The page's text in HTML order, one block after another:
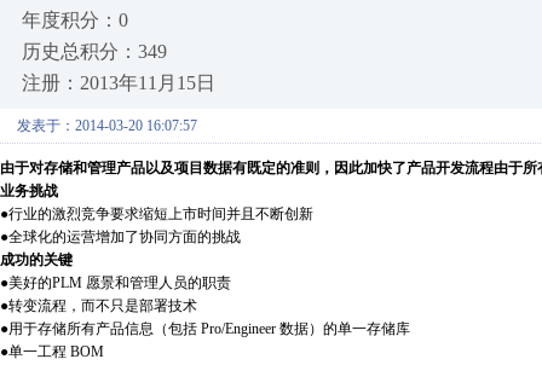
年度积分：0
历史总积分：349
注册：2013年11月15日
发表于：2014-03-20 16:07:57
由于对存储和管理产品以及项目数据有既定的准则，因此加快了产品开发流程由于
业务挑战
●行业的激烈竞争要求缩短上市时间并且不断创新
●全球化的运营增加了协同方面的挑战
成功的关键
●美好的PLM 愿景和管理人员的职责
●转变流程，而不只是部署技术
●用于存储所有产品信息（包括 Pro/Engineer 数据）的单一存储库
●单一工程 BOM